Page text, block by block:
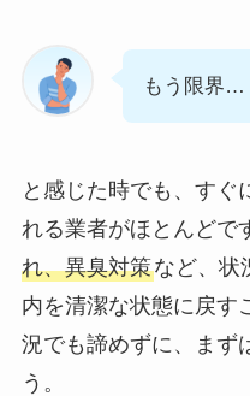
もう限界…
と感じた時でも、すぐ
れる業者がほとんどで
れ、異臭対策など、状
内を清潔な状態に戻す
況でも諦めずに、まず
う。